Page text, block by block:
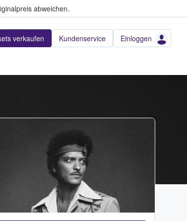
abweichen.
verkaufen Kundenservice Einloggen